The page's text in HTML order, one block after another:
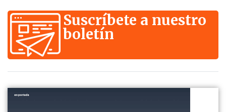
Suscríbete a nuestro
boletín